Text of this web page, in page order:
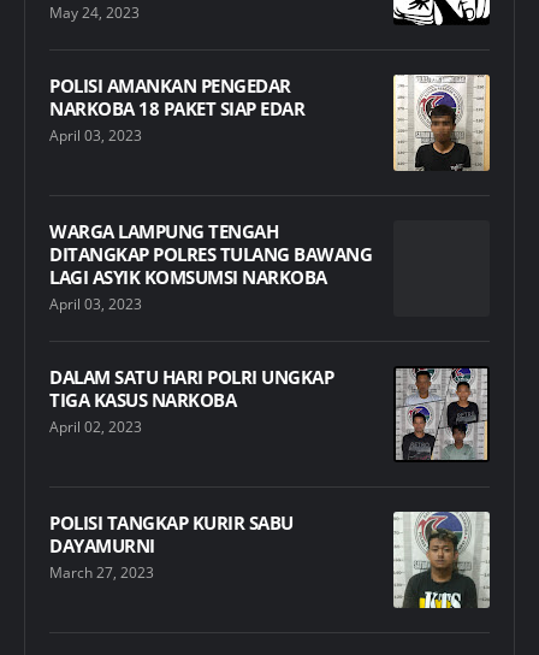
May 24, 2023
POLISI AMANKAN PENGEDAR
NARKOBA 18 PAKET SIAP EDAR
April 03, 2023
WARGA LAMPUNG TENGAH
DITANGKAP POLRES TULANG BAWANG
LAGI ASYIK KOMSUMSI NARKOBA
April 03, 2023
DALAM SATU HARI POLRI UNGKAP
TIGA KASUS NARKOBA
April 02, 2023
POLISI TANGKAP KURIR SABU
DAYAMURNI
March 27, 2023